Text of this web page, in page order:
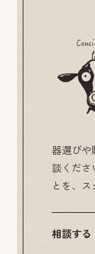
器選びや
談くださ
とを、ス
相談する